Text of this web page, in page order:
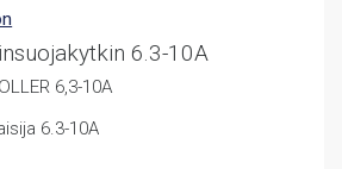
6.3-10A
6,3-10A
6.3-10A